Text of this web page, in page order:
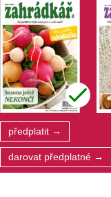
předplatit →
darovat předplatné →